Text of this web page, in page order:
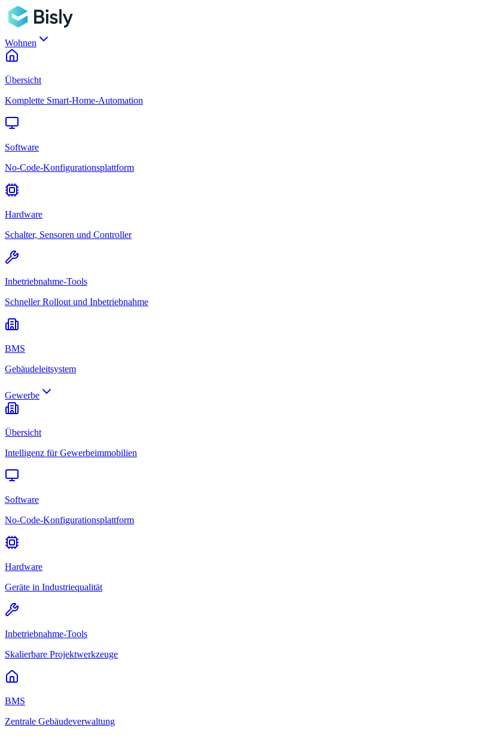
Wohnen
Übersicht
Komplette Smart-Home-Automation
Software
No-Code-Konfigurationsplattform
Hardware
Schalter, Sensoren und Controller
Inbetriebnahme-Tools
Schneller Rollout und Inbetriebnahme
BMS
Gebäudeleitsystem
Gewerbe
Übersicht
Intelligenz für Gewerbeimmobilien
Software
No-Code-Konfigurationsplattform
Hardware
Geräte in Industriequalität
Inbetriebnahme-Tools
Skalierbare Projektwerkzeuge
BMS
Zentrale Gebäudeverwaltung